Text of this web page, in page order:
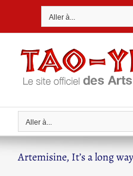
Aller à...
Aller à...
Artemisine, It’s a long